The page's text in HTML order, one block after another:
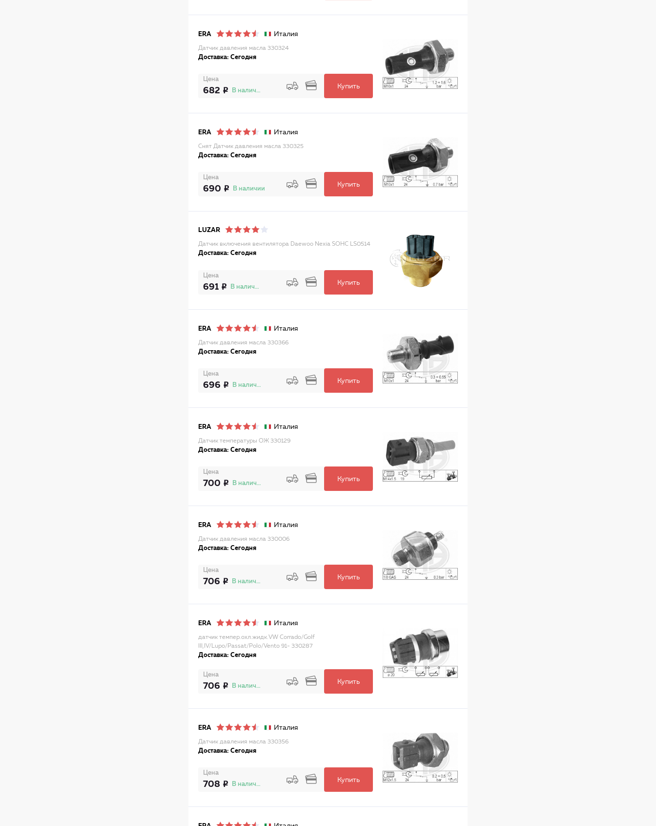
ERA Италия
Датчик давления масла 330324
Доставка: Сегодня
Цена
682 В наличии
Купить
ERA Италия
Снят Датчик давления масла 330325
Доставка: Сегодня
Цена
690 В наличии
Купить
LUZAR
Датчик включения вентилятора Daewoo Nexia SOHC LS0514
Доставка: Сегодня
Цена
691 В наличии
Купить
ERA Италия
Датчик давления масла 330366
Доставка: Сегодня
Цена
696 В наличии
Купить
ERA Италия
Датчик температуры ОЖ 330129
Доставка: Сегодня
Цена
700 В наличии
Купить
ERA Италия
Датчик давления масла 330006
Доставка: Сегодня
Цена
706 В наличии
Купить
ERA Италия
датчик темпер.охл.жидк.VW Corrado/Golf
III,IV/Lupo/Passat/Polo/Vento 91- 330287
Доставка: Сегодня
Цена
706 В наличии
Купить
ERA Италия
Датчик давления масла 330356
Доставка: Сегодня
Цена
708 В наличии
Купить